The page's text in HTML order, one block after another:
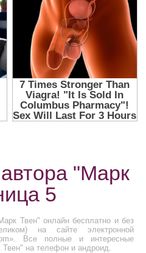
"Марк
5
Твен" онлайн бесплатно и без
на сайте электронной
Все полные и интересные
Твен" на телефон и андроид.